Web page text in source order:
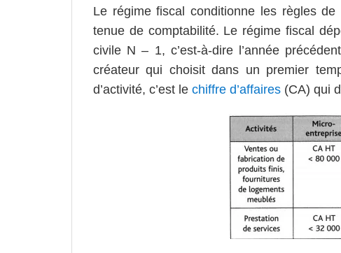
Le régime fiscal conditionne les règles
tenue de comptabilité. Le régime fiscal
civile N – 1, c’est-à-dire l’année
créateur qui choisit dans un premier
d’activité, c’est le chiffre d’affaires (CA) qui